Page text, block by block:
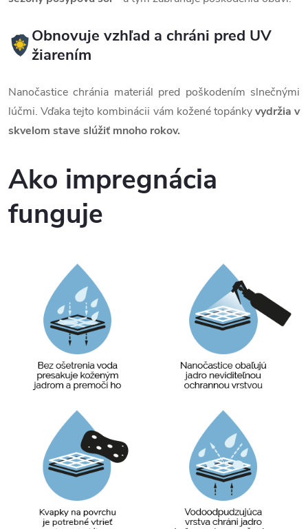
Obnovuje vzhľad a chráni pred UV
žiarením
Nanočastice chránia materiál pred poškodením slnečnými
lúčmi. Vďaka tejto kombinácii vám kožené topánkyvydržia v
skvelom stave slúžiť mnoho rokov.
Ako impregnácia
funguje